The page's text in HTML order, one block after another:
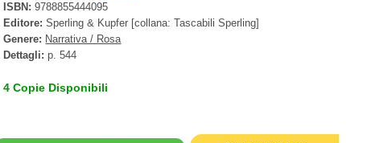
ISBN:9788855444095
Editore:Sperling & Kupfer [collana: Tascabili Sperling]
Genere: Narrativa / Rosa
Dettagli:p. 544
4 Copie Disponibili